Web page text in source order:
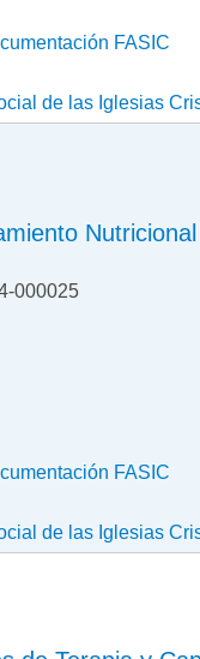
FASIC
de las Iglesias
Nutricional
000025
FASIC
de las Iglesias